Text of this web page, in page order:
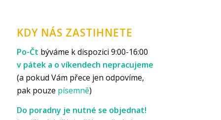
KDY NÁS ZASTIHNETE
Po-Čt býváme k dispozici 9:00-16:00
v pátek a o víkendech nepracujeme
(a pokud Vám přece jen odpovíme,
pak pouze písemně)
Do poradny je nutné se objednat!